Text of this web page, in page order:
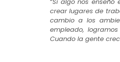
crear lugares de
cambio a los
empleado,
Cuando la gente